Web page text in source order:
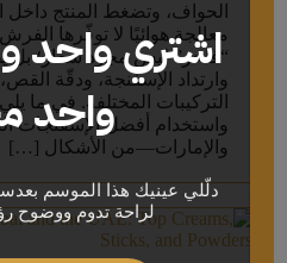
الحواف، وتضغط المنتج
معالجة هوائيًا لا توفّرها
“فاخر” ليس مجرد شعار؛ بل
وارتداد الإسفنجة، ودقّة
التركيبات المختلفة. في ما
واستخدام أفضل الإسفنجات
والإمارات—من الأشكال […]
اشتري
واحد
دلّلي عينيك هذا الموسم
لراحة تدوم ووضوح